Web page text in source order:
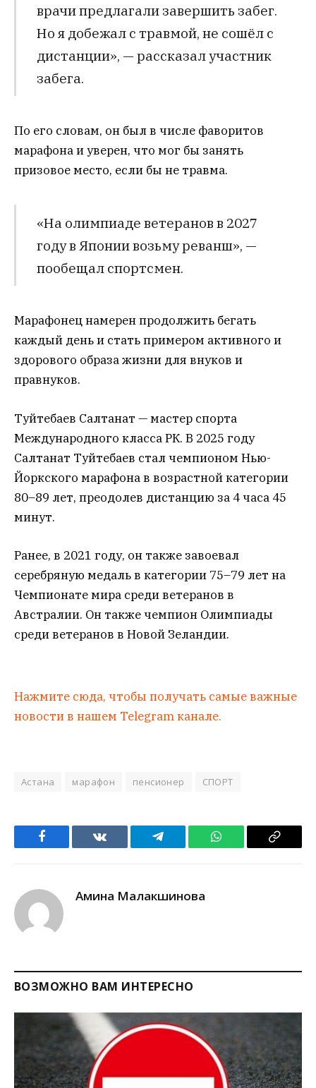
врачи предлагали завершить забег.
Но я добежал с травмой, не сошёл с
дистанции», — рассказал участник
забега.
По его словам, он был в числе фаворитов
марафона и уверен, что мог бы занять
призовое место, если бы не травма.
«На олимпиаде ветеранов в 2027
году в Японии возьму реванш», —
пообещал спортсмен.
Марафонец намерен продолжить бегать
каждый день и стать примером активного и
здорового образа жизни для внуков и
правнуков.
Туйтебаев Салтанат — мастер спорта
Международного класса РК. В 2025 году
Салтанат Туйтебаев стал чемпионом Нью-
Йоркского марафона в возрастной категории
80–89 лет, преодолев дистанцию за 4 часа 45
минут.
Ранее, в 2021 году, он также завоевал
серебряную медаль в категории 75–79 лет на
Чемпионате мира среди ветеранов в
Австралии. Он также чемпион Олимпиады
среди ветеранов в Новой Зеландии.
Нажмите сюда, чтобы получать самые важные
новости в нашем Telegram канале.
Астана марафон пенсионер СПОРТ
Facebook VKontakteTelegram WhatsApp Copy
Амина Малакшинова
ВОЗМОЖНО ВАМ ИНТЕРЕСНО